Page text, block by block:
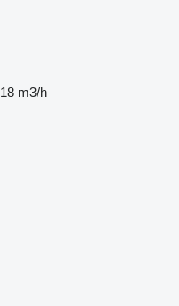
18 m3/h